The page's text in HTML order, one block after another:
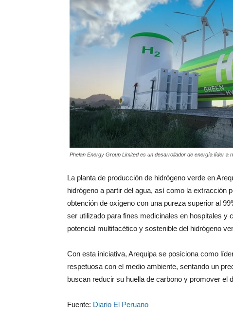
Phelan Energy Group Limited es un desarrollador de energía líder a
La planta de producción de hidrógeno verde en
hidrógeno a partir del agua, así como la extracción
obtención de oxígeno con una pureza superior al
ser utilizado para fines medicinales en hospitales y
potencial multifacético y sostenible del hidrógeno
Con esta iniciativa, Arequipa se posiciona como
respetuosa con el medio ambiente, sentando un
buscan reducir su huella de carbono y promover el
Fuente: Diario El Peruano